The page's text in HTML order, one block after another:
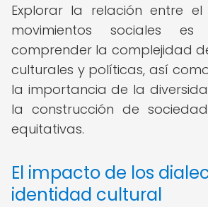
Explorar la relación entre
movimientos sociales
comprender la complejidad
culturales y políticas, así
la importancia de la
la construcción de
equitativas.
El impacto de los
identidad cultural